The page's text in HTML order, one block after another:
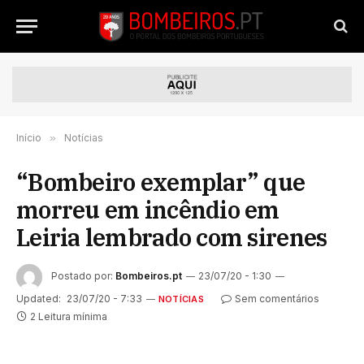
Início » Notícias
“Bombeiro exemplar” que
morreu em incêndio em
Leiria lembrado com sirenes
Postado por: Bombeiros.pt
23/07/20 - 1:30
Updated: 23/07/20 - 7:33 NOTÍCIAS
Sem comentários
2 Leitura mínima